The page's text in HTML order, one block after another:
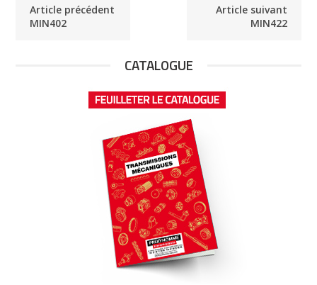
Article précédent
MIN402
Article suivant
MIN422
CATALOGUE